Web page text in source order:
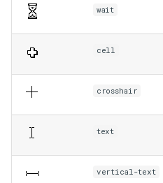
wait
cell
crosshair
text
vertical-text